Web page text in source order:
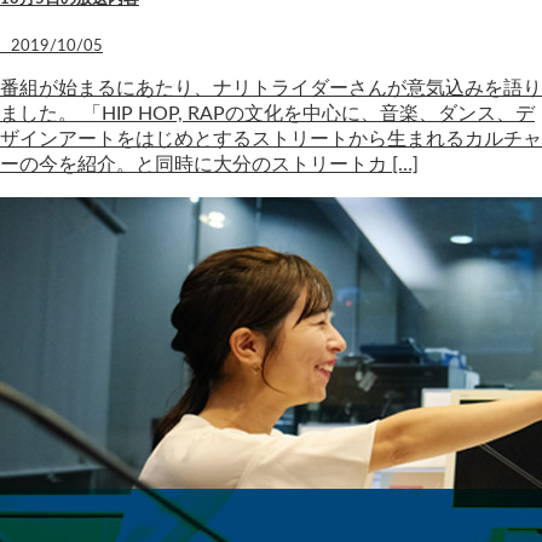
2019/10/05
番組が始まるにあたり、ナリトライダーさんが意気込みを語り
ました。 「HIP HOP, RAPの文化を中心に、音楽、ダンス、デ
ザインアートをはじめとするストリートから生まれるカルチャ
ーの今を紹介。と同時に大分のストリートカ […]